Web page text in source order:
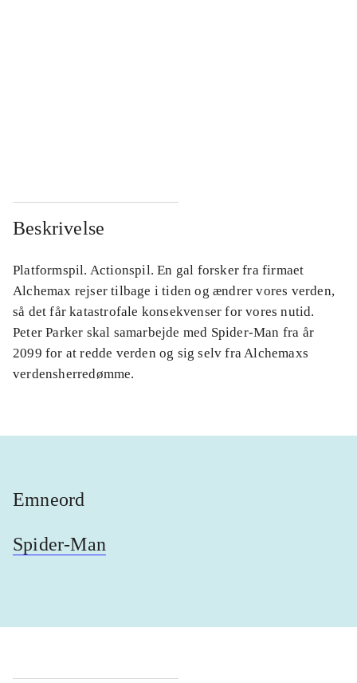
Beskrivelse
Platformspil. Actionspil. En gal forsker fra firmaet
Alchemax rejser tilbage i tiden og ændrer vores verden,
så det får katastrofale konsekvenser for vores nutid.
Peter Parker skal samarbejde med Spider-Man fra år
2099 for at redde verden og sig selv fra Alchemaxs
verdensherredømme.
Emneord
Spider-Man